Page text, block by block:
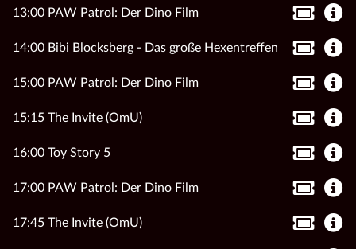
13:00 PAW Patrol: Der Dino Film
14:00 Bibi Blocksberg - Das große Hexentreffen
15:00 PAW Patrol: Der Dino Film
15:15 The Invite (OmU)
16:00 Toy Story 5
17:00 PAW Patrol: Der Dino Film
17:45 The Invite (OmU)